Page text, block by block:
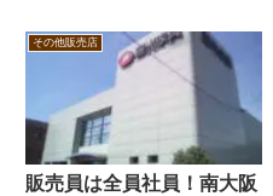
その他販売店
販売員は全員社員！南大阪